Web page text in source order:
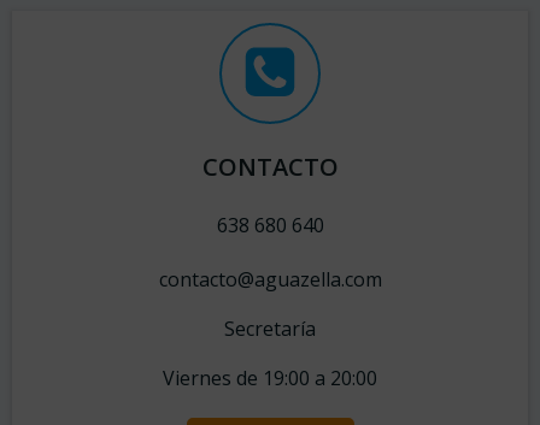
CONTACTO
638 680 640
contacto@aguazella.com
Secretaría
Viernes de 19:00 a 20:00